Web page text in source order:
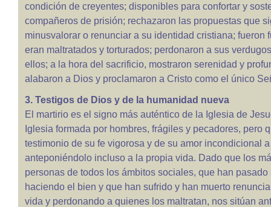
condición de creyentes; disponibles para confortar y
compañeros de prisión; rechazaron las propuestas que
minusvalorar o renunciar a su identidad cristiana; fueron
eran maltratados y torturados; perdonaron a sus
ellos; a la hora del sacrificio, mostraron serenidad y
alabaron a Dios y proclamaron a Cristo como el único
3. Testigos de Dios y de la humanidad nueva
El martirio es el signo más auténtico de la Iglesia de
Iglesia formada por hombres, frágiles y pecadores, pero
testimonio de su fe vigorosa y de su amor incondicional
anteponiéndolo incluso a la propia vida. Dado que los
personas de todos los ámbitos sociales, que han pasado
haciendo el bien y que han sufrido y han muerto
vida y perdonando a quienes los maltratan, nos sitúan